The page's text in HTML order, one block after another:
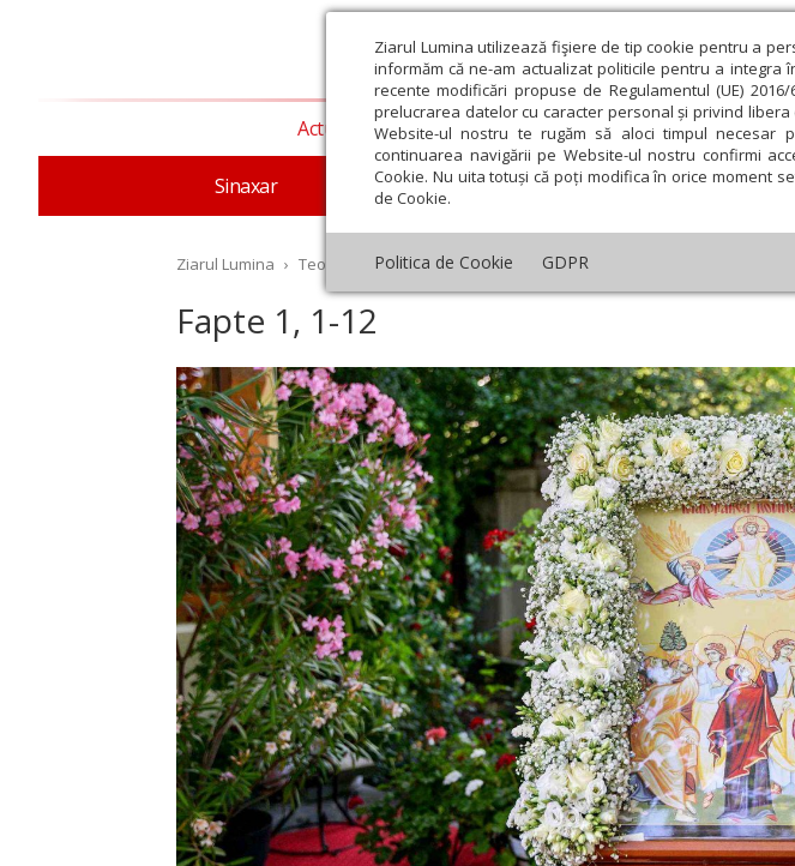
Ziarul Lumina utilizează fişiere de tip cookie pentru a
informăm că ne-am actualizat politicile pentru a integra
recente modificări propuse de Regulamentul (UE)
prelucrarea datelor cu caracter personal și privind
Website-ul nostru te rugăm să aloci timpul necesar
continuarea navigării pe Website-ul nostru confirmi
Cookie. Nu uita totuși că poți modifica în orice moment
de Cookie.
Politica de Cookie GDPR
Actualitate religioasă Teologie și spiritualitate
Sinaxar Apostolul zilei Evanghelia zilei Evanghelia de
Ziarul Lumina › Teologie și spiritualitate › Apostolul zilei
Fapte 1, 1-12